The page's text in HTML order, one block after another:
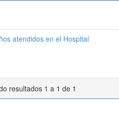
atendidos en el Hospital
resultados 1 a 1 de 1